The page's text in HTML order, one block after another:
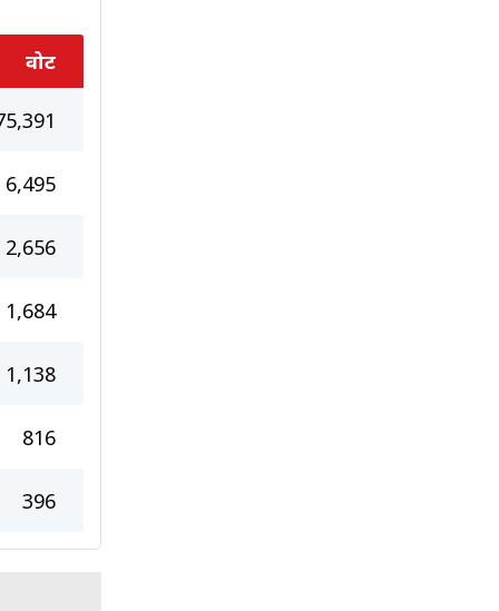
वोट
6,495
2,656
1,684
1,138
816
396